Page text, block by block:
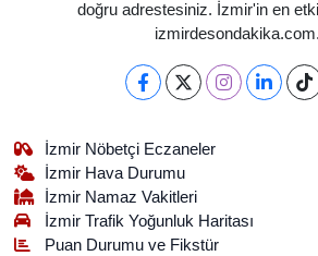
doğru adrestesiniz. İzmir'in en
İzmir Nöbetçi Eczaneler
İzmir Hava Durumu
İzmir Namaz Vakitleri
İzmir Trafik Yoğunluk Haritası
Puan Durumu ve Fikstür